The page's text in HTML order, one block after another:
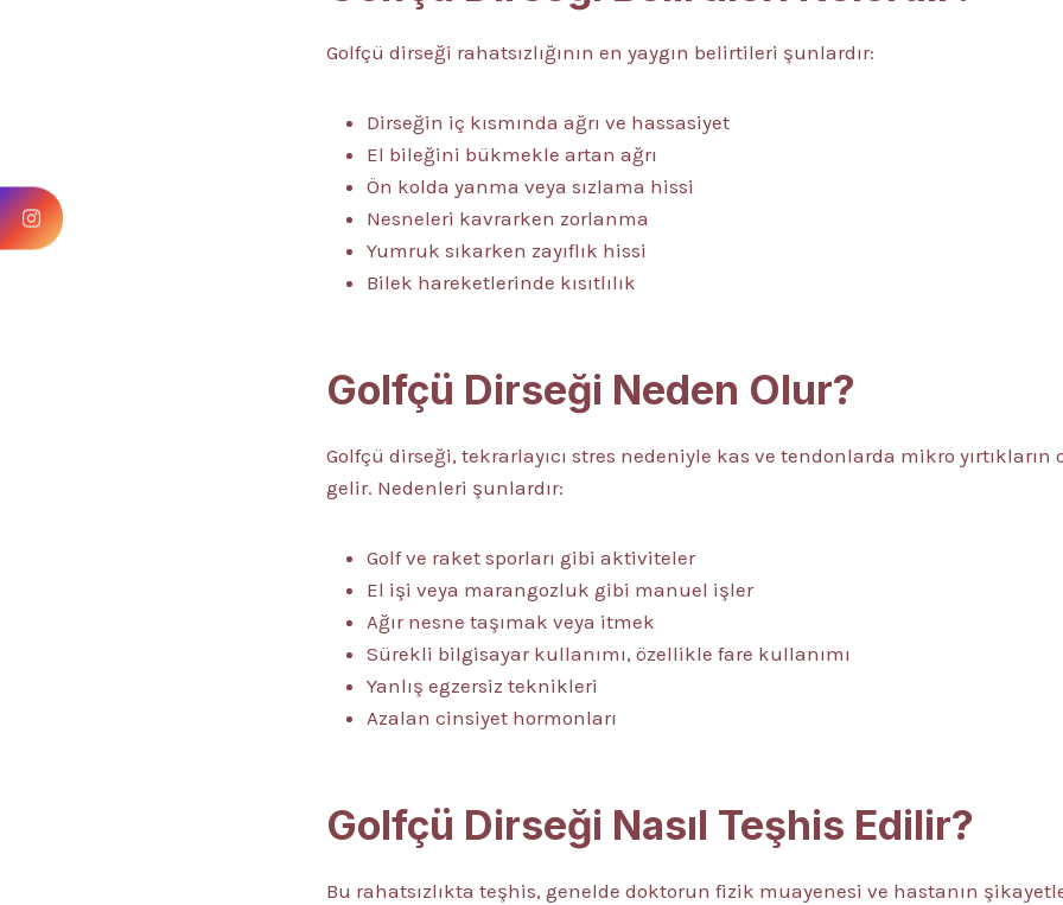
Golfçü dirseği rahatsızlığının en yaygın belirtileri şunlardır:
Dirseğin iç kısmında ağrı ve hassasiyet
El bileğini bükmekle artan ağrı
Ön kolda yanma veya sızlama hissi
Nesneleri kavrarken zorlanma
Yumruk sıkarken zayıflık hissi
Bilek hareketlerinde kısıtlılık
Golfçü Dirseği Neden Olur?
Golfçü dirseği, tekrarlayıcı stres nedeniyle kas ve tendonlarda mikro
gelir. Nedenleri şunlardır:
Golf ve raket sporları gibi aktiviteler
El işi veya marangozluk gibi manuel işler
Ağır nesne taşımak veya itmek
Sürekli bilgisayar kullanımı, özellikle fare kullanımı
Yanlış egzersiz teknikleri
Azalan cinsiyet hormonları
Golfçü Dirseği Nasıl Teşhis Edilir?
Bu rahatsızlıkta teşhis, genelde doktorun fizik muayenesi ve hastanın